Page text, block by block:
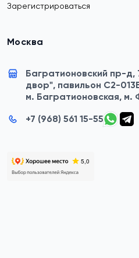
Зарегистрироваться
Москва
Багратионовский пр-д,
двор", павильон C2-
м. Багратионовская, м.
+7 (968) 561 15-55